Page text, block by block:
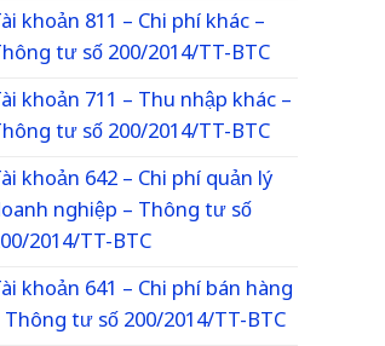
khoản 811 – Chi phí khác –
tư số 200/2014/TT-BTC
khoản 711 – Thu nhập khác –
tư số 200/2014/TT-BTC
khoản 642 – Chi phí quản lý
nghiệp – Thông tư số
2014/TT-BTC
khoản 641 – Chi phí bán hàng
tư số 200/2014/TT-BTC